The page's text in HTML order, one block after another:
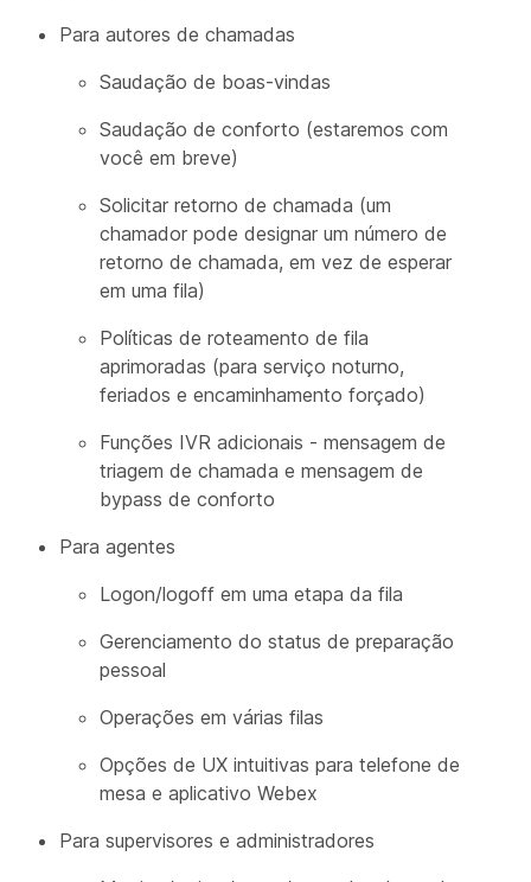
Para autores de chamadas
Saudação de boas-vindas
Saudação de conforto (estaremos com
você em breve)
Solicitar retorno de chamada (um
chamador pode designar um número de
retorno de chamada, em vez de esperar
em uma fila)
Políticas de roteamento de fila
aprimoradas (para serviço noturno,
feriados e encaminhamento forçado)
Funções IVR adicionais - mensagem de
triagem de chamada e mensagem de
bypass de conforto
Para agentes
Logon/logoff em uma etapa da fila
Gerenciamento do status de preparação
pessoal
Operações em várias filas
Opções de UX intuitivas para telefone de
mesa e aplicativo Webex
Para supervisores e administradores